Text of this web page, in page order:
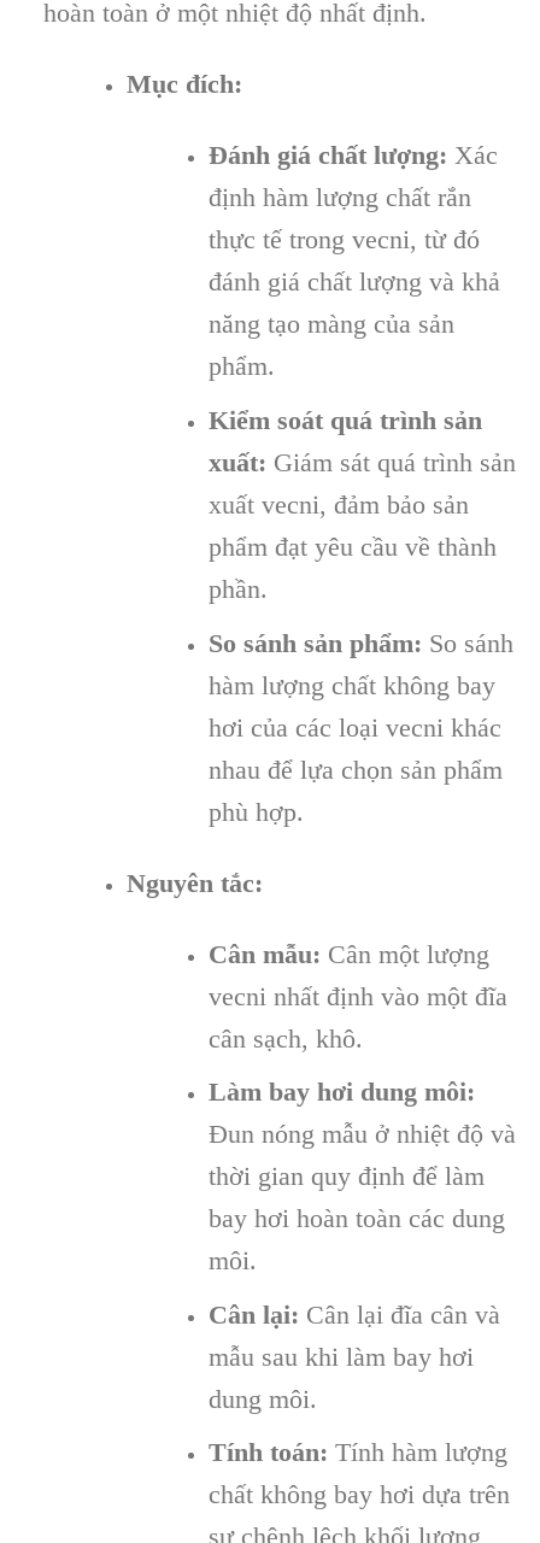
hoàn toàn ở một nhiệt độ nhất định.
Mục đích:
Đánh giá chất lượng: Xác
định hàm lượng chất rắn
thực tế trong vecni, từ đó
đánh giá chất lượng và khả
năng tạo màng của sản
phẩm.
Kiểm soát quá trình sản
xuất: Giám sát quá trình sản
xuất vecni, đảm bảo sản
phẩm đạt yêu cầu về thành
phần.
So sánh sản phẩm: So sánh
hàm lượng chất không bay
hơi của các loại vecni khác
nhau để lựa chọn sản phẩm
phù hợp.
Nguyên tắc:
Cân mẫu: Cân một lượng
vecni nhất định vào một đĩa
cân sạch, khô.
Làm bay hơi dung môi:
Đun nóng mẫu ở nhiệt độ và
thời gian quy định để làm
bay hơi hoàn toàn các dung
môi.
Cân lại: Cân lại đĩa cân và
mẫu sau khi làm bay hơi
dung môi.
Tính toán: Tính hàm lượng
chất không bay hơi dựa trên
sự chênh lệch khối lượng